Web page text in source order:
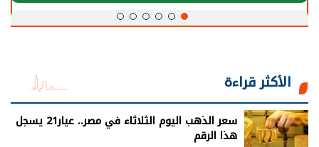
الأكثر قراءة
سعر الذهب اليوم الثلاثاء في مصر.. عيار21 يسجل
هذا الرقم